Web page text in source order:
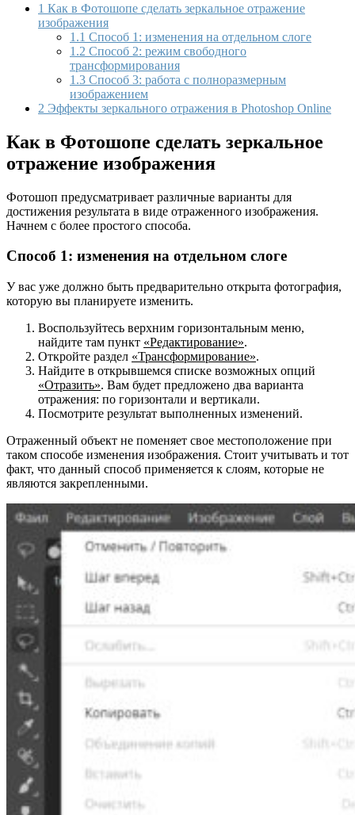
1 Как в Фотошопе сделать зеркальное отражение
изображения
1.1 Способ 1: изменения на отдельном слоге
1.2 Способ 2: режим свободного
трансформирования
1.3 Способ 3: работа с полноразмерным
изображением
2 Эффекты зеркального отражения в Photoshop Online
Как в Фотошопе сделать зеркальное
отражение изображения
Фотошоп предусматривает различные варианты для
достижения результата в виде отраженного изображения.
Начнем с более простого способа.
Способ 1: изменения на отдельном слоге
У вас уже должно быть предварительно открыта фотография,
которую вы планируете изменить.
Воспользуйтесь верхним горизонтальным меню,
найдите там пункт «Редактирование».
Откройте раздел «Трансформирование».
Найдите в открывшемся списке возможных опций
«Отразить». Вам будет предложено два варианта
отражения: по горизонтали и вертикали.
Посмотрите результат выполненных изменений.
Отраженный объект не поменяет свое местоположение при
таком способе изменения изображения. Стоит учитывать и тот
факт, что данный способ применяется к слоям, которые не
являются закрепленными.